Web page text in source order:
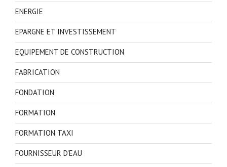
ENERGIE
EPARGNE ET INVESTISSEMENT
EQUIPEMENT DE CONSTRUCTION
FABRICATION
FONDATION
FORMATION
FORMATION TAXI
FOURNISSEUR D'EAU